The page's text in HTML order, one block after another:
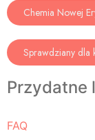
Chemia Nowej
Sprawdziany dla
Przydatne
FAQ